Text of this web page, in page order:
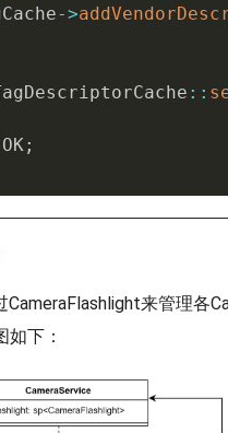
->
::
OK;
CameraFlashlight来管理各
如下：